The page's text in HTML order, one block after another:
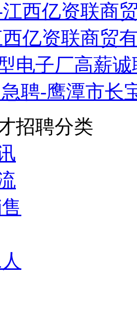
西亿资联商
亿资联商贸
电子厂高薪诚
聘-鹰潭市长
招聘分类